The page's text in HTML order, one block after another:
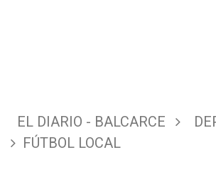
EL DIARIO - BALCARCE
FÚTBOL LOCAL